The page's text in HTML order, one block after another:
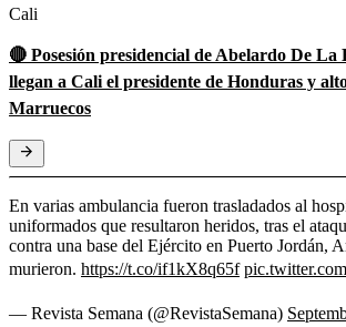
Cali
🔴 Posesión presidencial de Abelardo De La
llegan a Cali el presidente de Honduras y
Marruecos
En varias ambulancia fueron trasladados al
uniformados que resultaron heridos, tras el
contra una base del Ejército en Puerto Jordán,
murieron. https://t.co/if1kX8q65f
— Revista Semana (@RevistaSemana)